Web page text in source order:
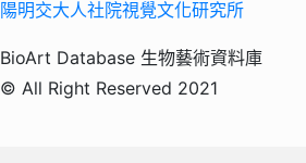
陽明交大人社院視覺文化研究所
BioArt Database 生物藝術資料庫
© All Right Reserved 2021